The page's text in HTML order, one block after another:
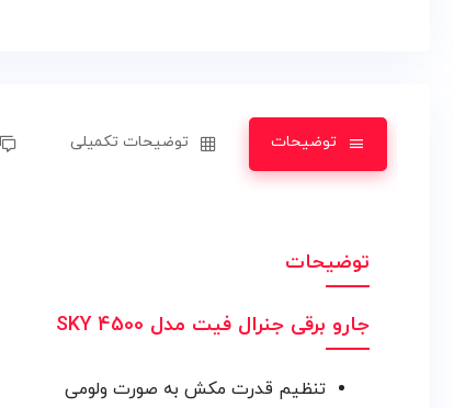
توضیحات توضیحات تکمیلی
توضیحات
جارو برقی جنرال فیت مدل SKY 4500
تنظیم قدرت مکش به صورت ولومی